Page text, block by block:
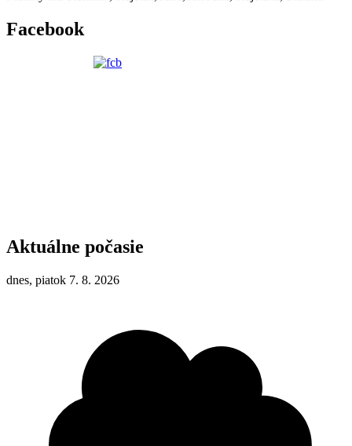
Facebook
Aktuálne počasie
dnes, piatok 7. 8. 2026